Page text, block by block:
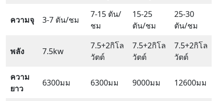
ความจุ 3-7 ตัน/ชม
7-15 ตัน/
ชม
15-25
ตัน/ชม
25-30
ตัน/ชม
พลัง 7.5kw
7.5+2กิโล
วัตต์
7.5+2กิโล
วัตต์
7.5+2กิโล
วัตต์
ความ
ยาว
6300มม 6300มม 9000มม 12600มม